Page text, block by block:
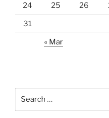
24 25 26
31
« Mar